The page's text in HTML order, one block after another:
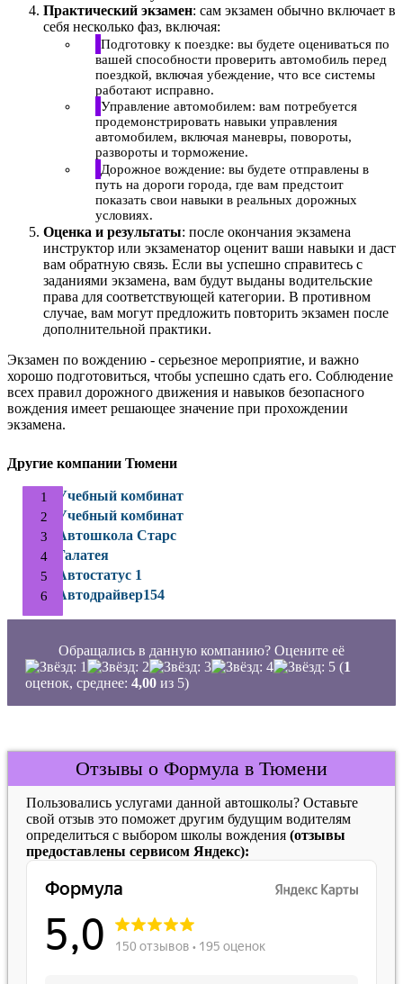
Практический экзамен: сам экзамен обычно включает в
себя несколько фаз, включая:
Подготовку к поездке: вы будете оцениваться по
вашей способности проверить автомобиль перед
поездкой, включая убеждение, что все системы
работают исправно.
Управление автомобилем: вам потребуется
продемонстрировать навыки управления
автомобилем, включая маневры, повороты,
развороты и торможение.
Дорожное вождение: вы будете отправлены в
путь на дороги города, где вам предстоит
показать свои навыки в реальных дорожных
условиях.
Оценка и результаты: после окончания экзамена
инструктор или экзаменатор оценит ваши навыки и даст
вам обратную связь. Если вы успешно справитесь с
заданиями экзамена, вам будут выданы водительские
права для соответствующей категории. В противном
случае, вам могут предложить повторить экзамен после
дополнительной практики.
Экзамен по вождению - серьезное мероприятие, и важно
хорошо подготовиться, чтобы успешно сдать его. Соблюдение
всех правил дорожного движения и навыков безопасного
вождения имеет решающее значение при прохождении
экзамена.
Другие компании Тюмени
Учебный комбинат
Учебный комбинат
Автошкола Старс
Галатея
Автостатус 1
Автодрайвер154
Обращались в данную компанию? Оцените её
(1
оценок, среднее: 4,00 из 5)
Отзывы о Формула в Тюмени
Пользовались услугами данной автошколы? Оставьте
свой отзыв это поможет другим будущим водителям
определиться с выбором школы вождения (отзывы
предоставлены сервисом Яндекс):